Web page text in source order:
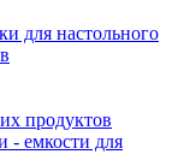
для настольного
продуктов
- емкости для